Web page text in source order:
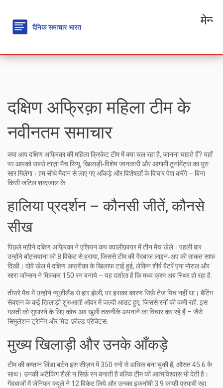
मेन्यू
दक्षिण अफ्रिक़ा महिला टीम के
नवीनतम समाचार
क्या आप दक्षिण अफ्रिका की महिला क्रिकेट टीम में क्या चल रहा है, जानना चाहते हैं? यहाँ
पर आपको सबसे ताज़ा मैच रिव्यू, खिलाड़ी‑विशेष जानकारी और आगामी टूर्नामेंट्स का पूरा
सार मिलेगा। हम सीधे मैदान से लाए गए आँकड़े और विशेषज्ञों के विचार पेश करेंगे – बिना
किसी जटिल शब्दजाल के.
हालिया प्रदर्शन – कौनसी जीतें, कौनसे
सीख
पिछले महीने दक्षिण अफ्रिका ने एशियन कप क्वालीफ़ायर में तीन मैच खेले। पहली बार
उन्होंने बॉट्सवाना को 8 विकेट से हराया, जिससे टीम की गेंदबाज लाइन‑अप की ताकत साफ
दिखी। दोवें खेल में दक्षिण अफ्रीका के खिलाफ टाई हुई, लेकिन शीर्ष बैटरें एना मोराल और
सारा जॉन्सन ने मिलकर 150 रन बनाये – यह दर्शाता है कि मध्य क्रम अब स्थिर हो रहा है.
तीसरे मैच में उन्होंने न्यूज़ीलैंड से हार झेली, पर इसका कारण सिर्फ़ तेज पिच नहीं था। बैटिंग
सेक्शन के कई खिलाड़ी शुरुआती ओवर में जल्दी आउट हुए, जिससे रनों की कमी रही. इस
गलती को सुधारने के लिए कोच अब खुली तकनीकें अपनाने का विचार कर रहे हैं – जैसे
सिमुलेशन ट्रेनिंग और मिड‑फ़ील्ड प्रैक्टिस.
मुख्य खिलाड़ी और उनके आँकड़े
टीम की कप्तान लिंडा बर्टन इस सीज़न में 350 रनों से अधिक बना चुकी हैं, औसत 45.6 के
साथ। उनकी अटैकिंग शैली न सिर्फ़ रन बनाती है बल्कि टीम को आत्मविश्वास भी देती है।
गेंदबाजों में जेनिफर क्यूले ने 12 विकेट लिये और उनका इकनॉमी 3.9 काफी प्रभावी रहा.